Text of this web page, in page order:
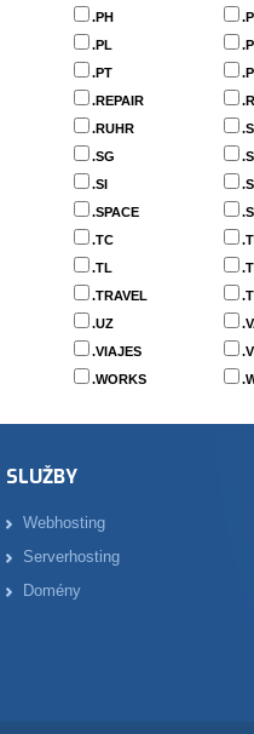
.PH
.PL
.PT
.REPAIR
.RUHR
.SG
.SI
.SPACE
.TC
.TL
.TRAVEL
.UZ
.VIAJES
.WORKS
SLUŽBY
Webhosting
Serverhosting
Domény